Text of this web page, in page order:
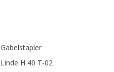
Gabelstapler
Linde H 40 T-02